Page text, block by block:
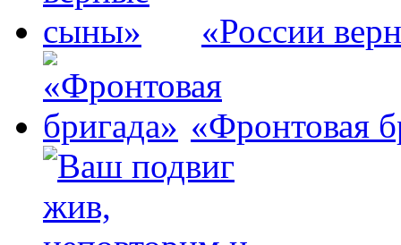
«России
«Фронтовая